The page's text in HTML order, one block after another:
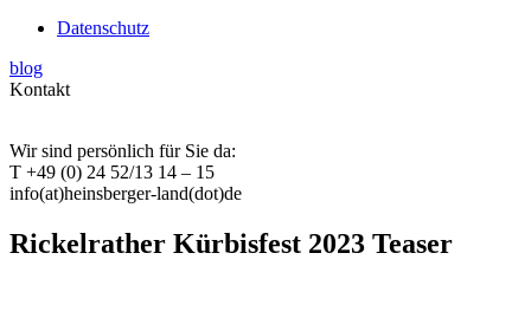
Datenschutz
blog
Kontakt
Wir sind persönlich für Sie da:
T +49 (0) 24 52/13 14 – 15
info(at)heinsberger-land(dot)de
Rickelrather Kürbisfest 2023 Teaser